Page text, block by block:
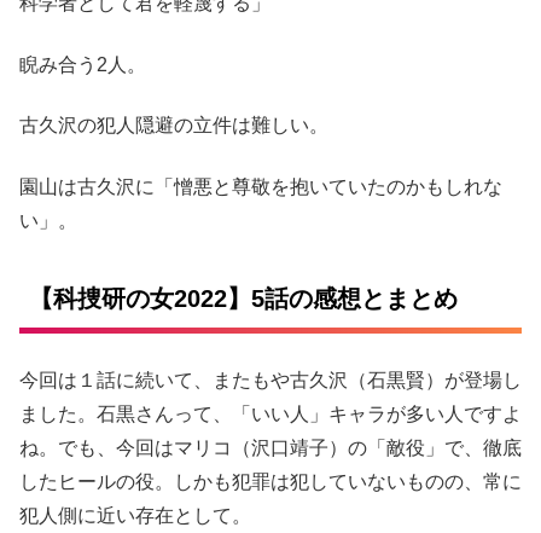
睨み合う2人。
古久沢の犯人隠避の立件は難しい。
園山は古久沢に「憎悪と尊敬を抱いていたのかもしれな
い」。
【科捜研の女2022】5話の感想とまとめ
今回は１話に続いて、またもや古久沢（石黒賢）が登場し
ました。石黒さんって、「いい人」キャラが多い人ですよ
ね。でも、今回はマリコ（沢口靖子）の「敵役」で、徹底
したヒールの役。しかも犯罪は犯していないものの、常に
犯人側に近い存在として。